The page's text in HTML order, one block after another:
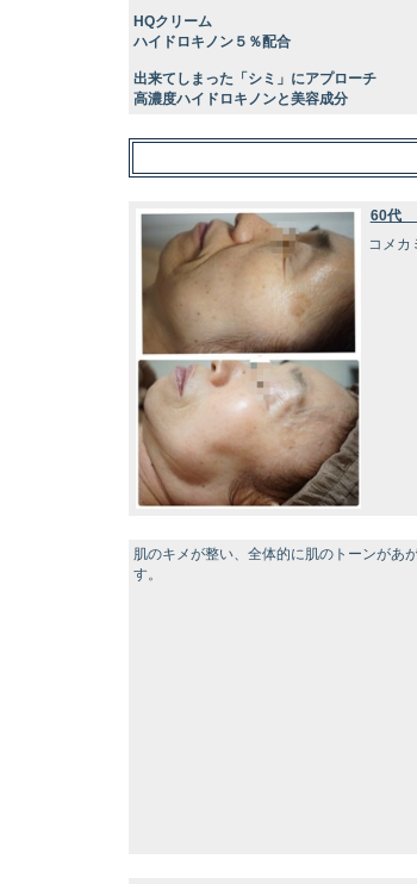
HQクリーム
ハイドロキノン５％配合
出来てしまった「シミ」にアプローチ
高濃度ハイドロキノンと美容成分
60代
コメカ
肌のキメが整い、全体的に肌のトーンがあ
す。